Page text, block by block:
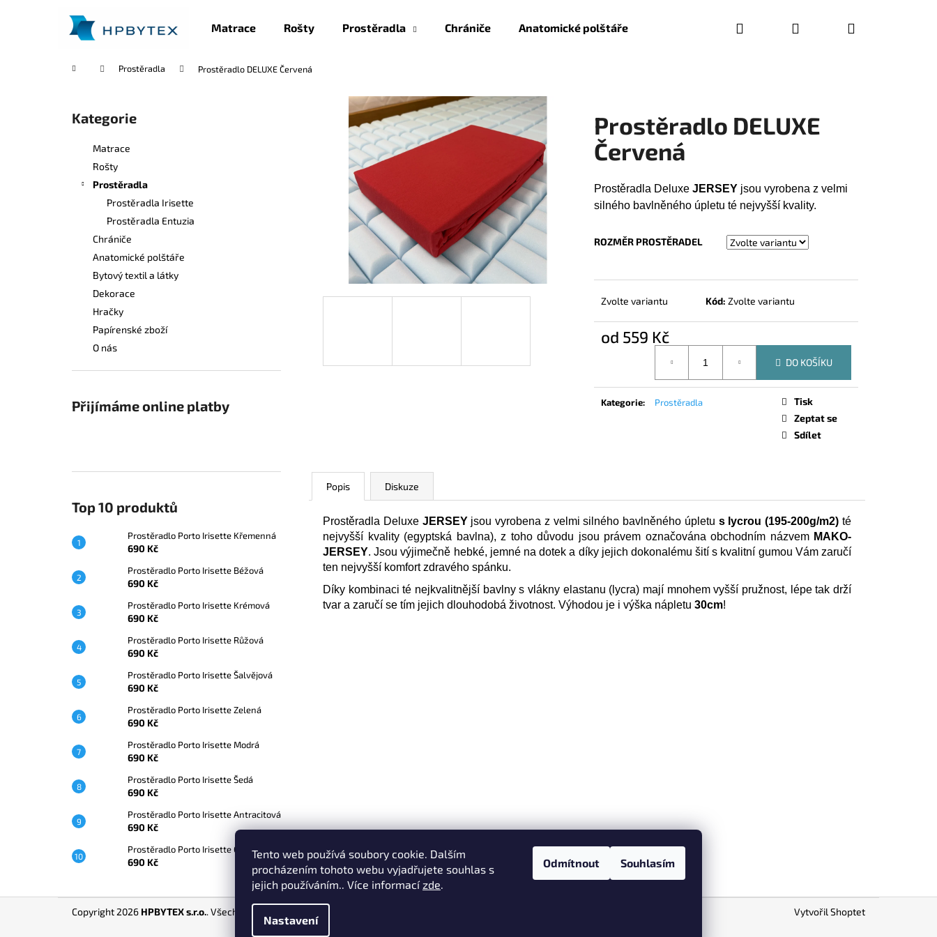
Tento web používá soubory cookie. Dalším
procházením tohoto webu vyjadřujete souhlas s
jejich používáním.. Více informacízde.
Nastavení
Odmítnout Souhlasím
Matrace Rošty Prostěradla Chrániče Anatomické polštáře Bytový textil a látky Dekorace
Hledat PřihlášeníNákupní
Domů Prostěradla Prostěradlo DELUXE Červená
Přeskočit
kategorie
Kategorie
Matrace
Rošty
Prostěradla
Prostěradla Irisette
Prostěradla Entuzia
Chrániče
Anatomické polštáře
Bytový textil a látky
Dekorace
Hračky
Papírenské zboží
O nás
Přijímáme online platby
Top 10 produktů
Prostěradlo Porto Irisette Křemenná
690 Kč
Prostěradlo Porto Irisette Béžová
690 Kč
Prostěradlo Porto Irisette Krémová
690 Kč
Prostěradlo Porto Irisette Růžová
690 Kč
Prostěradlo Porto Irisette Šalvějová
690 Kč
Prostěradlo Porto Irisette Zelená
690 Kč
Prostěradlo Porto Irisette Modrá
690 Kč
Prostěradlo Porto Irisette Šedá
690 Kč
Prostěradlo Porto Irisette Antracitová
690 Kč
Prostěradlo Porto Irisette Grafitová
690 Kč
Prostěradlo DELUXE
Červená
Prostěradla Deluxe JERSEY jsou vyrobena z velmi
silného bavlněného úpletu té nejvyšší kvality.
ROZMĚR PROSTĚRADEL
Zvolte variantu Kód: Zvolte variantu
od 559 Kč
DO KOŠÍKU
Kategorie: Prostěradla
Tisk
Zeptat se
Sdílet
Popis Diskuze
Prostěradla Deluxe JERSEYjsou vyrobena z velmi silného bavlněného úpletu s lycrou (195-200g/m2) té
nejvyšší kvality (egyptská bavlna), z toho důvodu jsou právem označována obchodním názvem MAKO-
JERSEY. Jsou výjimečně hebké, jemné na dotek a díky jejich dokonalému šití s kvalitní gumou Vám zaručí
ten nejvyšší komfort zdravého spánku.
Díky kombinaci té nejkvalitnější bavlny s vlákny elastanu (lycra) mají mnohem vyšší pružnost, lépe tak drží
tvar a zaručí se tím jejich dlouhodobá životnost. Výhodou je i výška nápletu 30cm!
Zpět
Zpět
HLEDAT
Doporučujeme
PROSTĚRADLO PORTO IRISETTE
KŘEMENNÁ
690 Kč
Vytvořil Shoptet
Copyright 2026 HPBYTEX s.r.o.. Všechna práva vyhrazena.